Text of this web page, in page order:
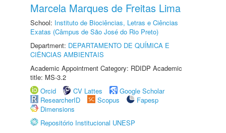
Marcela Marques de Freitas Lima
School: Instituto de Biociências, Letras e Ciências
Exatas (Câmpus de São José do Rio Preto)
Department: DEPARTAMENTO DE QUÍMICA E
CIÊNCIAS AMBIENTAIS
Academic Appointment Category: RDIDP Academic
title: MS-3.2
Orcid
CV Lattes
Google Scholar
ResearcherID
Scopus
Fapesp
Dimensions
Repositório Institucional UNESP